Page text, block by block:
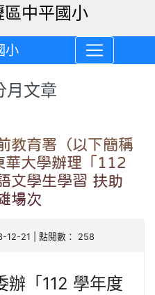
小
月文章
教育署（以下簡稱
華大學辦理「112
文學生學習 扶助
場次
12-21 | 點閱數： 258
辦「112 學年度